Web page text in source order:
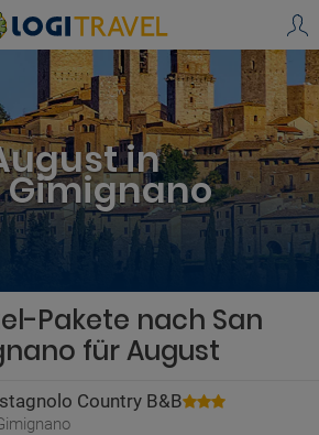
in
Gimignano
Pakete nach San
für August
Country B&B